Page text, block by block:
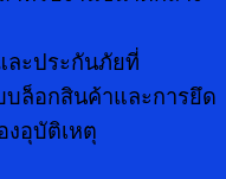
ละประกันภัยที่
บล็อกสินค้าและการยึด
งอุบัติเหตุ